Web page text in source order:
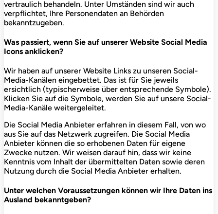
vertraulich behandeln. Unter Umständen sind wir auch
verpflichtet, Ihre Personendaten an Behörden
bekanntzugeben.
Was passiert, wenn Sie auf unserer Website Social Media
Icons anklicken?
Wir haben auf unserer Website Links zu unseren Social-
Media-Kanälen eingebettet. Das ist für Sie jeweils
ersichtlich (typischerweise über entsprechende Symbole).
Klicken Sie auf die Symbole, werden Sie auf unsere Social-
Media-Kanäle weitergeleitet.
Die Social Media Anbieter erfahren in diesem Fall, von wo
aus Sie auf das Netzwerk zugreifen. Die Social Media
Anbieter können die so erhobenen Daten für eigene
Zwecke nutzen. Wir weisen darauf hin, dass wir keine
Kenntnis vom Inhalt der übermittelten Daten sowie deren
Nutzung durch die Social Media Anbieter erhalten.
Unter welchen Voraussetzungen können wir Ihre Daten ins
Ausland bekanntgeben?